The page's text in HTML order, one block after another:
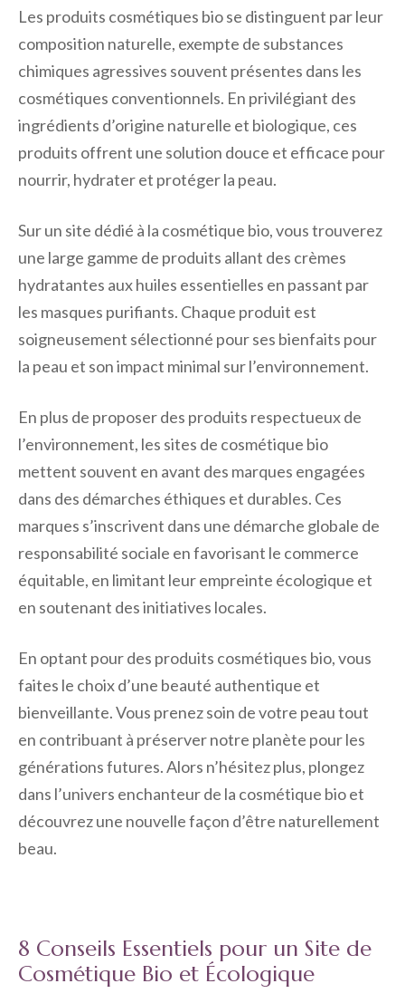
Les produits cosmétiques bio se distinguent par leur
composition naturelle, exempte de substances
chimiques agressives souvent présentes dans les
cosmétiques conventionnels. En privilégiant des
ingrédients d’origine naturelle et biologique, ces
produits offrent une solution douce et efficace pour
nourrir, hydrater et protéger la peau.
Sur un site dédié à la cosmétique bio, vous trouverez
une large gamme de produits allant des crèmes
hydratantes aux huiles essentielles en passant par
les masques purifiants. Chaque produit est
soigneusement sélectionné pour ses bienfaits pour
la peau et son impact minimal sur l’environnement.
En plus de proposer des produits respectueux de
l’environnement, les sites de cosmétique bio
mettent souvent en avant des marques engagées
dans des démarches éthiques et durables. Ces
marques s’inscrivent dans une démarche globale de
responsabilité sociale en favorisant le commerce
équitable, en limitant leur empreinte écologique et
en soutenant des initiatives locales.
En optant pour des produits cosmétiques bio, vous
faites le choix d’une beauté authentique et
bienveillante. Vous prenez soin de votre peau tout
en contribuant à préserver notre planète pour les
générations futures. Alors n’hésitez plus, plongez
dans l’univers enchanteur de la cosmétique bio et
découvrez une nouvelle façon d’être naturellement
beau.
8 Conseils Essentiels pour un Site de
Cosmétique Bio et Écologique